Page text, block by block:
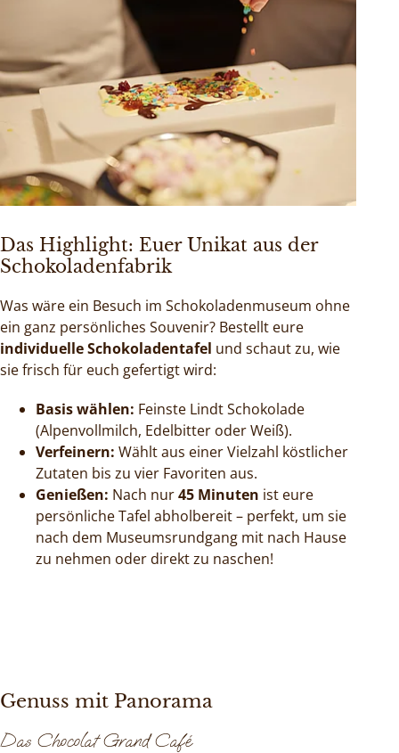
Das Highlight: Euer Unikat aus der
Schokoladenfabrik
Was wäre ein Besuch im Schokoladenmuseum ohne
ein ganz persönliches Souvenir? Bestellt eure
individuelle Schokoladentafel und schaut zu, wie
sie frisch für euch gefertigt wird:
Basis wählen: Feinste Lindt Schokolade
(Alpenvollmilch, Edelbitter oder Weiß).
Verfeinern: Wählt aus einer Vielzahl köstlicher
Zutaten bis zu vier Favoriten aus.
Genießen: Nach nur45 Minuten ist eure
persönliche Tafel abholbereit – perfekt, um sie
nach dem Museumsrundgang mit nach Hause
zu nehmen oder direkt zu naschen!
Genuss mit Panorama
Das Chocolat Grand Café